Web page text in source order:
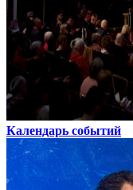
Календарь событий